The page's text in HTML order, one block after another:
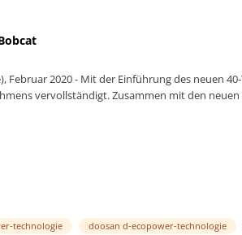
Februar 2020 - Mit der Einführung des neuen
vervollständigt. Zusammen mit den
technologie doosan d-ecopower-technologie